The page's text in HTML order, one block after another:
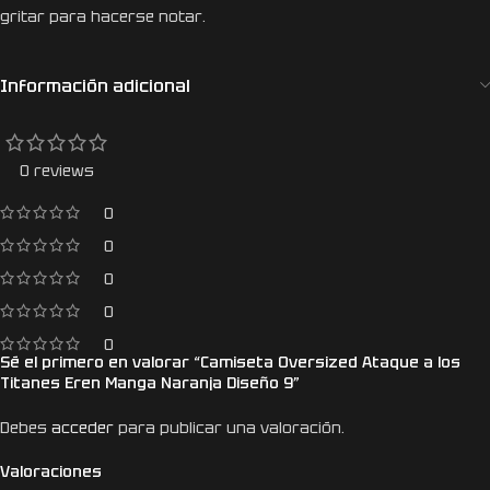
gritar para hacerse notar.
Información adicional
0 reviews
0
0
0
0
0
Valoraciones
Sé el primero en valorar “Camiseta Oversized Ataque a los
Titanes Eren Manga Naranja Diseño 9”
Debes acceder para publicar una valoración.